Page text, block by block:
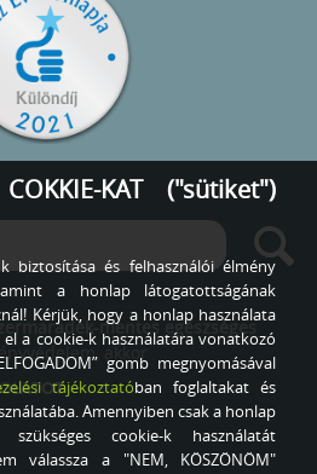
mentes egészséges
akkor
KAT ("sütiket")
biztosítása és felhasználói élmény
a honlap látogatottságának
Kérjük, hogy a honlap használata
a cookie-k használatára vonatkozó
gomb megnyomásával
tájékoztatóban foglaltakat és
Amennyiben csak a honlap
szükséges cookie-k használatát
válassza a "NEM, KÖSZÖNÖM"